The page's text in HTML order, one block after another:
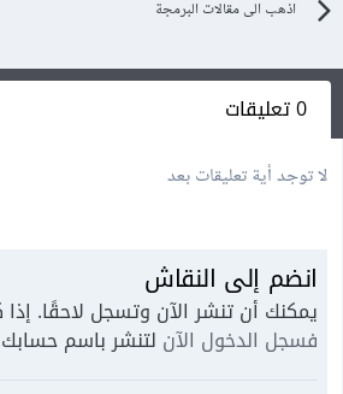
اذهب الى مقالات البرمجة
0 تعليقات
لا توجد أية تعليقات بعد
انضم إلى النقاش
يمكنك أن تنشر الآن وتسجل لاحقًا.
فسجل الدخول الآن لتنشر باسم